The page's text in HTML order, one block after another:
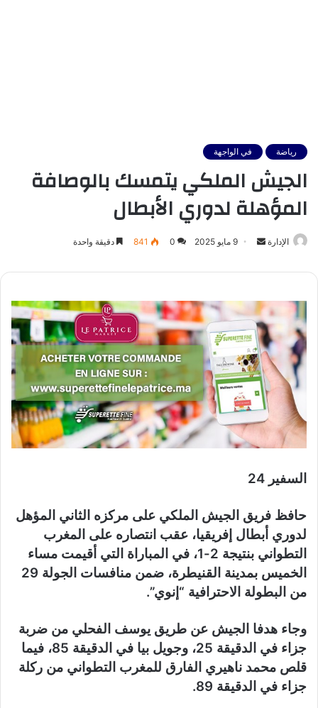
رياضة في الواجهة
الجيش الملكي يتمسك بالوصافة
المؤهلة لدوري الأبطال
الإدارة
أرسل
إلكترونيا
9 مايو 2025 0
841 دقيقة واحدة
السفير 24
حافظ فريق الجيش الملكي على مركزه الثاني المؤهل
لدوري أبطال إفريقيا، عقب انتصاره على المغرب
التطواني بنتيجة 2-1، في المباراة التي أقيمت مساء
الخميس بمدينة القنيطرة، ضمن منافسات الجولة 29
من البطولة الاحترافية “إنوي”.
وجاء هدفا الجيش عن طريق يوسف الفحلي من ضربة
جزاء في الدقيقة 25، وجويل بيا في الدقيقة 85، فيما
قلص محمد ناهيري الفارق للمغرب التطواني من ركلة
جزاء في الدقيقة 89.